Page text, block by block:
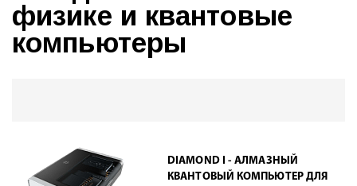
физике и квантовые
компьютеры
DIAMOND I - АЛМАЗНЫЙ
КВАНТОВЫЙ КОМПЬЮТЕР ДЛЯ